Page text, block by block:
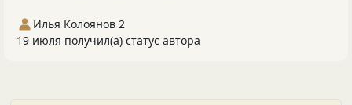
Илья Колоянов 2
19 июля получил(а) статус автора